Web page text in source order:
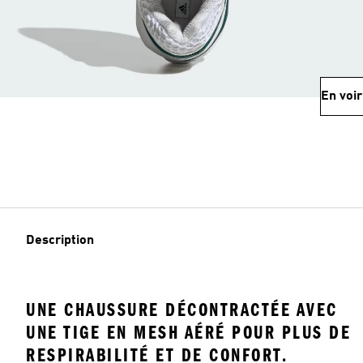
En
Description
UNE CHAUSSURE DÉCONTRACTÉE AVEC
UNE TIGE EN MESH AÉRÉ POUR PLUS DE
RESPIRABILITÉ ET DE CONFORT.